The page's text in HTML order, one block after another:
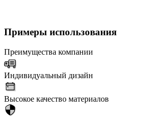
Примеры использования
Преимущества компании
Индивидуальный дизайн
Высокое качество материалов